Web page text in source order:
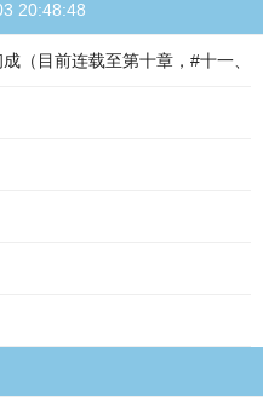
20:48:48
（目前连载至第十章，#十一、